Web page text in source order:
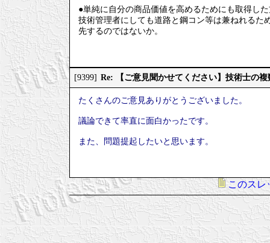
●単純に自分の商品価値を高めるためにも取得し
技術管理者にしても道路と鋼コン等は兼ねれるた
先するのではないか。
[9399] Re: 【ご意見聞かせてください】技術士の
たくさんのご意見ありがとうございました。
議論できて率直に面白かったです。
また、問題提起したいと思います。
このスレ